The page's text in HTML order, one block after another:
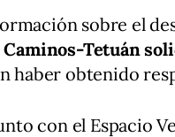
sobre el
Tetuán
haber obtenido
con el Espacio